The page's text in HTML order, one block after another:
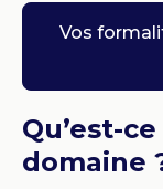
Vos
Qu’est-
domaine